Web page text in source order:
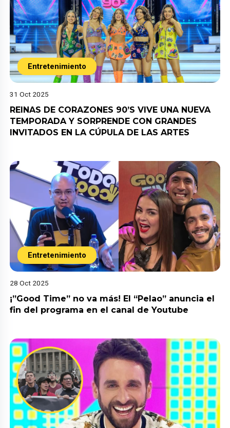
Entretenimiento
31 Oct 2025
REINAS DE CORAZONES 90’S VIVE UNA NUEVA
TEMPORADA Y SORPRENDE CON GRANDES
INVITADOS EN LA CÚPULA DE LAS ARTES
Entretenimiento
28 Oct 2025
¡”Good Time” no va más! El “Pelao” anuncia el
fin del programa en el canal de Youtube